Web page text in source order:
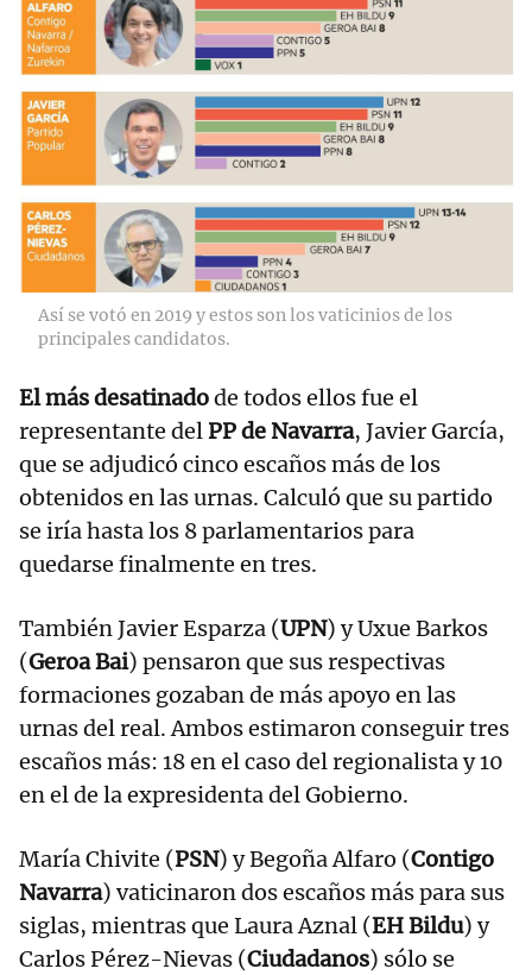
Así se votó en 2019 y estos son los vaticinios de los
principales candidatos.
El más desatinadode todos ellos fue el
representante delPP de Navarra, Javier García,
que se adjudicó cinco escaños más de los
obtenidos en las urnas. Calculó que su partido
se iría hasta los 8 parlamentarios para
quedarse finalmente en tres.
También Javier Esparza (UPN) y Uxue Barkos
(Geroa Bai) pensaron que sus respectivas
formaciones gozaban de más apoyo en las
urnas del real. Ambos estimaron conseguir tres
escaños más: 18 en el caso del regionalista y 10
en el de la expresidenta del Gobierno.
María Chivite (PSN) y Begoña Alfaro (Contigo
Navarra) vaticinaron dos escaños más para sus
siglas, mientras que Laura Aznal (EH Bildu) y
Carlos Pérez-Nievas (Ciudadanos) sólo se